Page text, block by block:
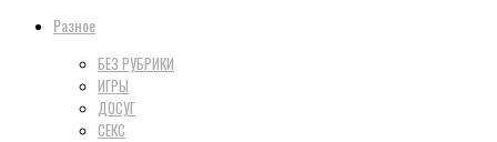
Разное
БЕЗ РУБРИКИ
ИГРЫ
ДОСУГ
СЕКС